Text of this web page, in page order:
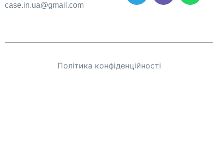
case.in.ua@gmail.com
Політика конфіденційності